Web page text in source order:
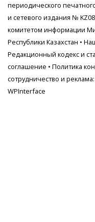
периодического
и сетевого издания №
комитетом информации
Республики Казахстан •
Редакционный кодекс и
соглашение • Политика
сотрудничество и реклама:
WPInterface